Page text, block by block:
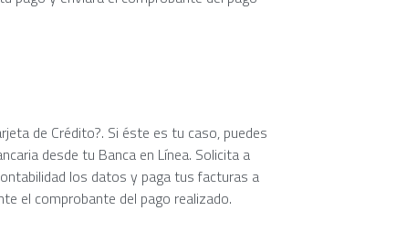
de Crédito?. Si éste es tu caso, puedes
desde tu Banca en Línea. Solicita a
los datos y paga tus facturas a
el comprobante del pago realizado.